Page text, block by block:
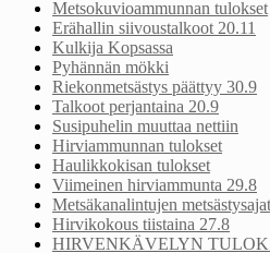
Metsokuvioammunnan tulokset
Erähallin siivoustalkoot 20.11
Kulkija Kopsassa
Pyhännän mökki
Riekonmetsästys päättyy 30.9
Talkoot perjantaina 20.9
Susipuhelin muuttaa nettiin
Hirviammunnan tulokset
Haulikkokisan tulokset
Viimeinen hirviammunta 29.8
Metsäkanalintujen
Hirvikokous tiistaina 27.8
HIRVENKÄVELYN